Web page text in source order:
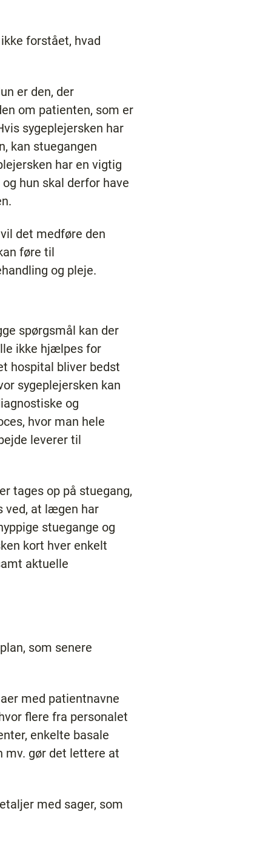
forstået, hvad
er den, der
om patienten, som er
sygeplejersken har
kan stuegangen
har en vigtig
hun skal derfor have
det medføre den
føre til
og pleje.
spørgsmål kan der
ikke hjælpes for
hospital bliver bedst
sygeplejersken kan
og
hvor man hele
leverer til
tages op på stuegang,
ved, at lægen har
stuegange og
kort hver enkelt
aktuelle
som senere
med patientnavne
flere fra personalet
enkelte basale
mv. gør det lettere at
med sager, som